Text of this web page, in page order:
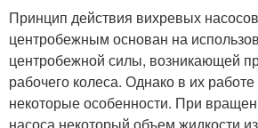
Принцип действия вихревых
центробежным основан на
центробежной силы, возникающей
рабочего колеса. Однако в их
некоторые особенности. При